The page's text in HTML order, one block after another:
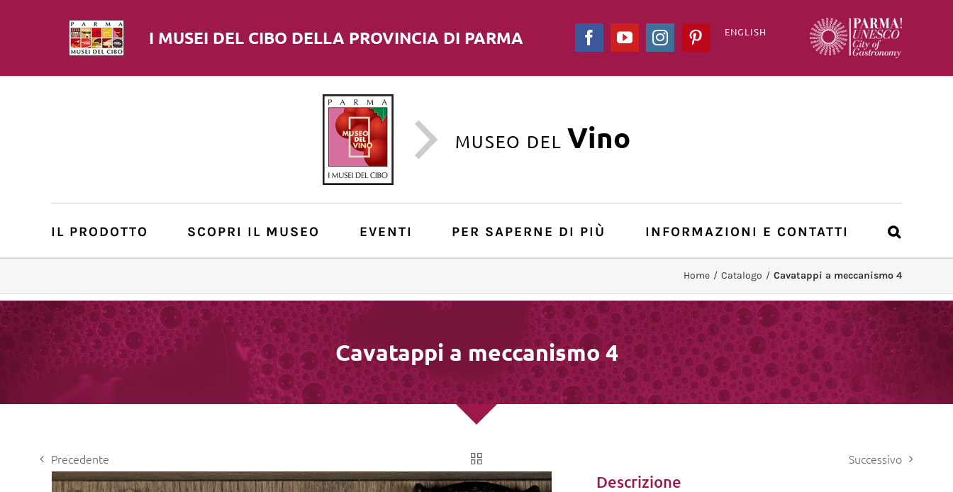
I MUSEI DEL CIBO DELLA PROVINCIA DI PARMA ENGLISH
FacebookYouTubeInstagramPinterest
MUSEO DEL Vino
IL PRODOTTO SCOPRI IL MUSEO EVENTI PER SAPERNE DI PIÙ INFORMAZIONI E CONTATTI
Cavatappi a meccanismo 4
Home / Catalogo / Cavatappi a meccanismo 4
Precedente Successivo
View
Descrizione